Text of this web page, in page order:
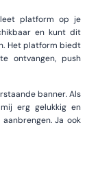
platform op je
en kunt dit
Het platform biedt
ontvangen, push
banner. Als
erg gelukkig en
Ja ook